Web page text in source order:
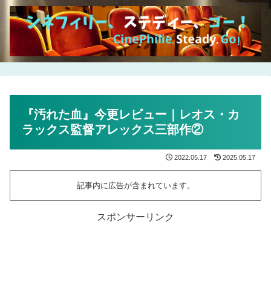
『汚れた血』今更レビュー｜レオス・カ
ラックス監督アレックス三部作②
2022.05.17 2025.05.17
記事内に広告が含まれています。
スポンサーリンク